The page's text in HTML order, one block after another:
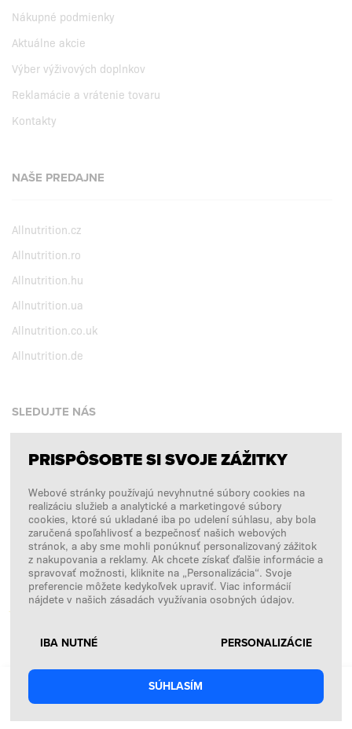
1,99€
€1,55 / 100 g
Nákupné podmienky
Aktuálne akcie
Výber výživových doplnkov
Reklamácie a vrátenie tovaru
Kontakty
NAŠE PREDAJNE
Allnutrition.cz
Allnutrition.ro
Allnutrition.hu
Allnutrition.ua
Allnutrition.co.uk
Allnutrition.de
SLEDUJTE NÁS
Facebook
Instagram
Copyright © 2026 SFD S. A.
PLATBY SPRACÚVA
PRISPÔSOBTE SI SVOJE ZÁŽITKY
Webové stránky používajú nevyhnutné súbory cookies na
realizáciu služieb a analytické a marketingové súbory
cookies, ktoré sú ukladané iba po udelení súhlasu, aby bola
zaručená spoľahlivosť a bezpečnosť našich webových
stránok, a aby sme mohli ponúknuť personalizovaný zážitok
z nakupovania a reklamy. Ak chcete získať ďalšie informácie a
spravovať možnosti, kliknite na „Personalizácia“. Svoje
preferencie môžete kedykoľvek upraviť. Viac informácií
nájdete v našich zásadách využívania osobných údajov.
IBA NUTNÉ PERSONALIZÁCIE
SÚHLASÍM